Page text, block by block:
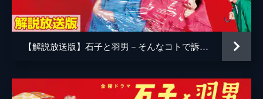
【解説放送版】石子と羽男－そんなコトで訴えます？－